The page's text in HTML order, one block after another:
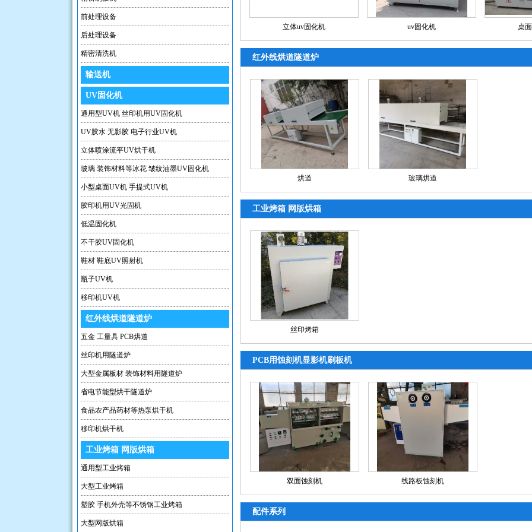
前处理设备
后处理设备
精密清洗机
输送机
UV固化机
通用型UV机 丝印机用UV固化机
UV胶水 无影胶 电子行业UV机
立体喷涂流平UV烘干机
玻璃 装饰材料等冰花 皱纹油墨UV固化机
小型桌面UV机 手提式UV机
胶印机用UV光固机
低温固化机
不干胶UV固化机
鞋材 鞋底UV照射机
瓶子UV机
移印机UV机
红外线烘道隧道炉
五金 工量具 PCB烘道
丝印机用隧道炉
大型金属板材 装饰材料用隧道炉
省电节能型烘干隧道炉
食品农产品药材等热泵烘干机
移印机烘干机
工业烤箱 网版烘箱
通用型工业烤箱
大型工业烤箱
塑胶 手机外壳等不锈钢工业烤箱
大型网版烘箱
立体uv固化机 uv固化机 桌
红外线烘道隧道炉
烘道 玻璃烘道
工业烤箱 网版烘箱
丝印烤箱
PCB用蚀刻机显影机刷板机
双面蚀刻机 线路板蚀刻机
配件系列